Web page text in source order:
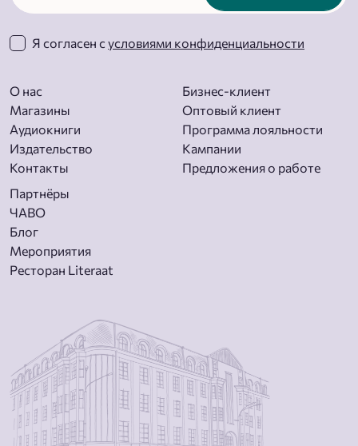
Я согласен с условиями конфиденциальности
О нас
Магазины
Aудиокниги
Издательство
Контакты
Бизнес-клиент
Оптовый клиент
Программа лояльности
Кампании
Предложения о работе
Партнёры
ЧАВО
Блог
Мероприятия
Ресторан Literaat